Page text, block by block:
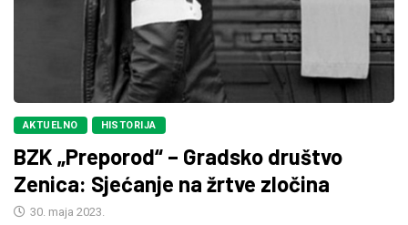
AKTUELNO HISTORIJA
BZK „Preporod“ – Gradsko društvo
Zenica: Sjećanje na žrtve zločina
30. maja 2023.